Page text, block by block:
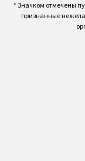
* Значком отмечены
признанные